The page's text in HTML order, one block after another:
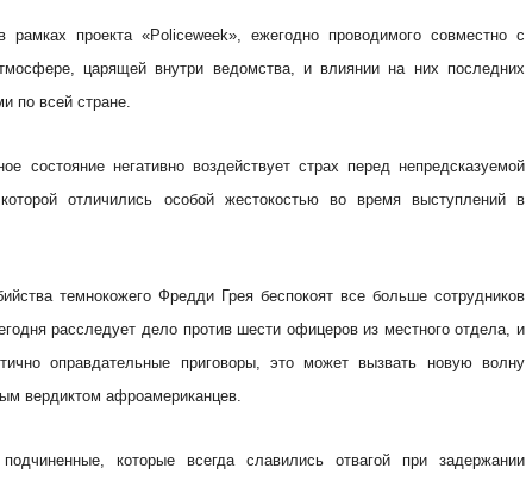
рамках проекта «Policeweek», ежегодно проводимого совместно с
царящей внутри ведомства, и влиянии на них последних
по всей стране.
состояние негативно воздействует страх перед непредсказуемой
отличились особой жестокостью во время выступлений в
темнокожего Фредди Грея беспокоят все больше сотрудников
расследует дело против шести офицеров из местного отдела, и
оправдательные приговоры, это может вызвать новую волну
вердиктом афроамериканцев.
которые всегда славились отвагой при задержании